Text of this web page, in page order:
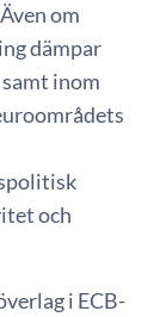
om
dämpar
inom
och
i ECB-